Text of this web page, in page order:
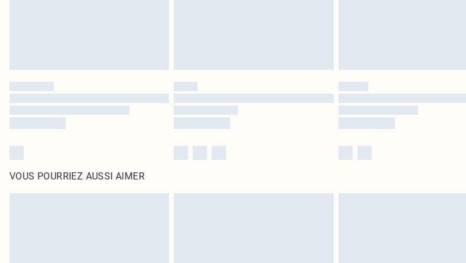
VOUS POURRIEZ AUSSI AIMER